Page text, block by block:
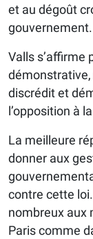
et au dégoût
gouvernement.
Valls s’affirme
démonstrative,
discrédit et
l’opposition à
La meilleure
donner aux
contre cette
nombreux aux
Paris comme